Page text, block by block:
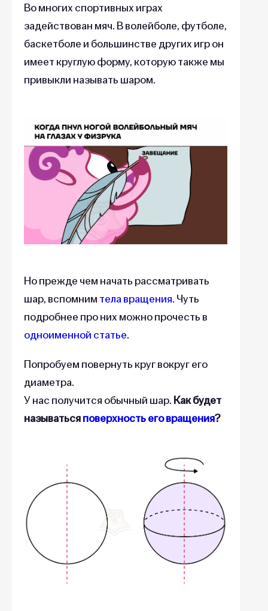
Во многих спортивных играх
задействован мяч. В волейболе, футболе,
баскетболе и большинстве других игр он
имеет круглую форму, которую также мы
привыкли называть шаром.
Но прежде чем начать рассматривать
шар, вспомним тела вращения. Чуть
подробнее про них можно прочесть в
одноименной статье.
Попробуем повернуть круг вокруг его
диаметра.
У нас получится обычный шар. Как будет
называтьсяповерхность его вращения?